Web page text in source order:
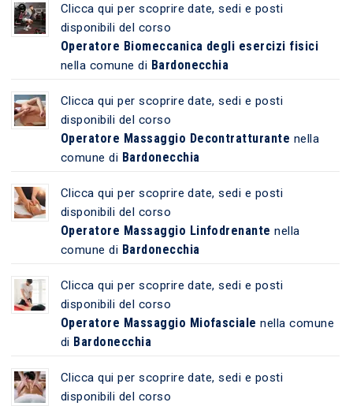
Clicca qui per scoprire date, sedi e posti
disponibili del corso
Operatore Biomeccanica degli esercizi fisici
nella comune di Bardonecchia
Clicca qui per scoprire date, sedi e posti
disponibili del corso
Operatore Massaggio Decontratturante nella
comune di Bardonecchia
Clicca qui per scoprire date, sedi e posti
disponibili del corso
Operatore Massaggio Linfodrenante nella
comune di Bardonecchia
Clicca qui per scoprire date, sedi e posti
disponibili del corso
Operatore Massaggio Miofasciale nella comune
di Bardonecchia
Clicca qui per scoprire date, sedi e posti
disponibili del corso